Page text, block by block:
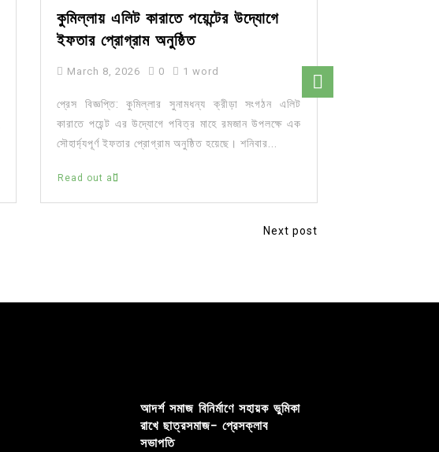
কুমিল্লায় এলিট কারাতে পয়েন্টের উদ্যোগে
ইফতার প্রোগ্রাম অনুষ্ঠিত
March 8, 2026 0 1 word
প্রেস বিজ্ঞপ্তি: কুমিল্লার সুনামধন্য ক্রীড়া সংগঠন এলিট
কারাতে পয়েন্ট এর উদ্যোগে পবিত্র মাহে রমজান উপলক্ষে এক
সৌহার্দ্যপূর্ণ ইফতার প্রোগ্রাম অনুষ্ঠিত হয়েছে। শনিবার...
Read out all
Next post
আদর্শ সমাজ বিনির্মাণে সহায়ক ভুমিকা
রাখে ছাত্রসমাজ- প্রেসক্লাব
সভাপতি